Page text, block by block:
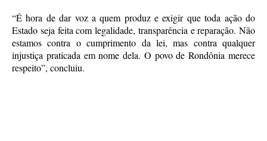
“É hora de dar voz a quem produz e exigir que toda ação do
Estado seja feita com legalidade, transparência e reparação. Não
estamos contra o cumprimento da lei, mas contra qualquer
injustiça praticada em nome dela. O povo de Rondônia merece
respeito”, concluiu.